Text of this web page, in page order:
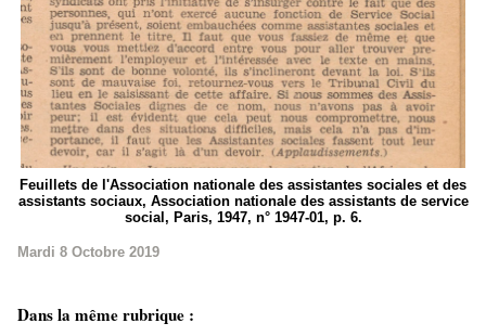
Feuillets de l'Association nationale des assistantes sociales et des
assistants sociaux, Association nationale des assistants de service
social, Paris, 1947, n° 1947-01, p. 6.
Mardi 8 Octobre 2019
Dans la même rubrique :